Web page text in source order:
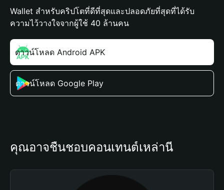
Wallet สำหรับคริปโตที่ดีที่สุดและปลอดภัยที่สุดที่ได้รับ
ความไว้วางใจจากผู้ใช้ 40 ล้านคน
ดาวน์โหลด Android APK
ดาวน์โหลด Google Play
คุณอาจชื่นชอบคอนเทนต์เหล่านี้